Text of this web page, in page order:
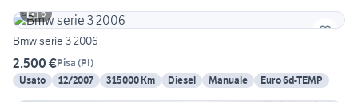
6
Bmw serie 3 2006
2.500 €Pisa (PI)
Usato
12/2007 315000 Km Diesel Manuale Euro 6d-TEMP